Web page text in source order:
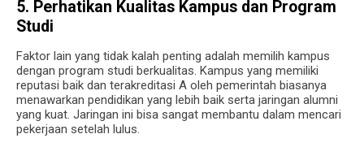
5. Perhatikan Kualitas Kampus dan Program
Studi
Faktor lain yang tidak kalah penting adalah memilih kampus
dengan program studi berkualitas. Kampus yang memiliki
reputasi baik dan terakreditasi A oleh pemerintah biasanya
menawarkan pendidikan yang lebih baik serta jaringan alumni
yang kuat. Jaringan ini bisa sangat membantu dalam mencari
pekerjaan setelah lulus.